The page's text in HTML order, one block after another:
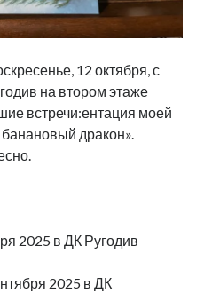
видео
кабинетные истории
нарва
обучение эстонскому
экономика эстонии
12 октября, с
на втором этаже
встречи:ентация моей
банановый дракон».
2025 в ДК Ругодив
2025 в ДК